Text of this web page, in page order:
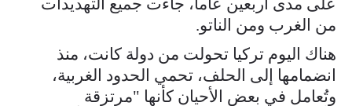
من الغرب ومن الناتو.
هناك اليوم تركيا تحولت من دولة كانت، منذ
انضمامها إلى الحلف، تحمي الحدود الغربية،
وتُعامل في بعض الأحيان كأنها "مرتزقة